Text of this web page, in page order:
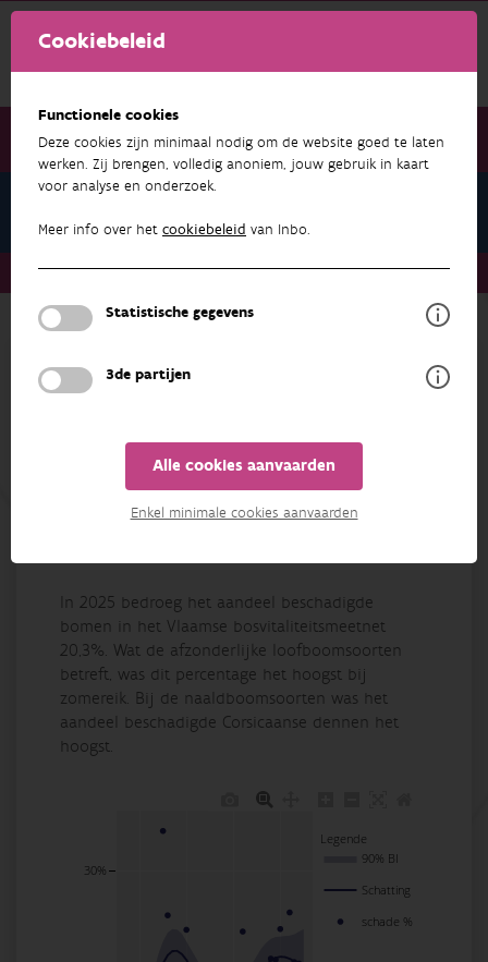
Cookiebeleid
Functionele cookies
Deze cookies zijn minimaal nodig om de website goed te laten
werken. Zij brengen, volledig anoniem, jouw gebruik in kaart
voor analyse en onderzoek.
Meer info over het cookiebeleid van Inbo.
Statistische gegevens
3de partijen
Alle cookies aanvaarden
Enkel minimale cookies aanvaarden
Natuurindicatoren Aandeel beschadigde bosbomen
Terug naar overzicht
OVERZICHT
Aandeel beschadigde
bosbomen
In 2025 bedroeg het aandeel beschadigde
bomen in het Vlaamse bosvitaliteitsmeetnet
20,3%. Wat de afzonderlijke loofboomsoorten
betreft, was dit percentage het hoogst bij
zomereik. Bij de naaldboomsoorten was het
aandeel beschadigde Corsicaanse dennen het
hoogst.
30%
Legende
90% BI
Schatting
schade %